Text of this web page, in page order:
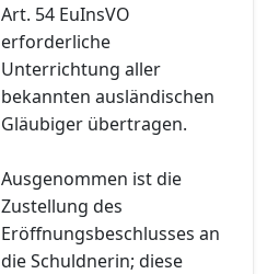
Art. 54 EuInsVO
erforderliche
Unterrichtung aller
bekannten ausländischen
Gläubiger übertragen.
Ausgenommen ist die
Zustellung des
Eröffnungsbeschlusses an
die Schuldnerin; diese